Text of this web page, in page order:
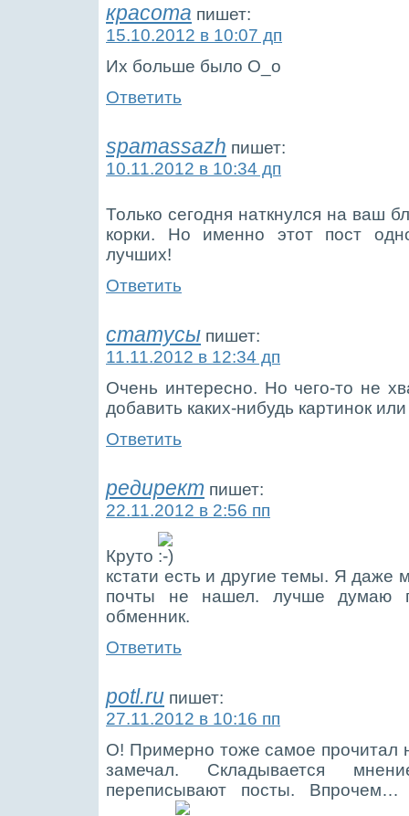
красота пишет:
15.10.2012 в 10:07 дп
Их больше было О_о
Ответить
spamassazh пишет:
10.11.2012 в 10:34 дп
Только сегодня наткнулся на ваш
корки. Но именно этот пост
лучших!
Ответить
статусы пишет:
11.11.2012 в 12:34 дп
Очень интересно. Но чего-то не
добавить каких-нибудь картинок
Ответить
редирект пишет:
22.11.2012 в 2:56 пп
Круто
кстати есть и другие темы. Я даже
почты не нашел. лучше думаю
обменник.
Ответить
potl.ru пишет:
27.11.2012 в 10:16 пп
О! Примерно тоже самое прочитал
замечал. Складывается
переписывают посты.